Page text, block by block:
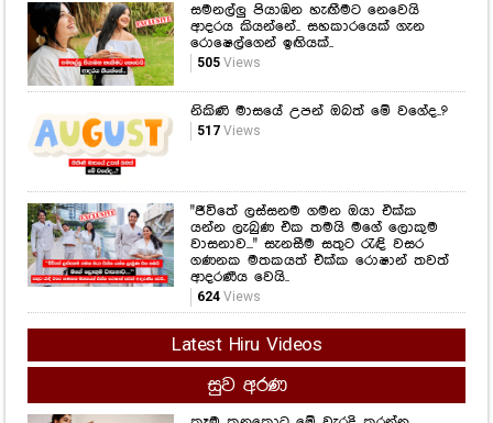
සමනල්ලු පියාඹන හැඟීමට නෙවෙයි
ආදරය කියන්නේ.. සහකාරයෙක් ගැන
රොෂෙල්ගෙන් ඉඟියක්..
505Views
නිකිණි මාසයේ උපන් ඔබත් මේ වගේද..?
517Views
"ජීවිතේ ලස්සනම ගමන ඔයා එක්ක
යන්න ලැබුණ එක තමයි මගේ ලොකුම
වාසනාව..." සැනසීම සතුට රැඳි වසර
ගණනක මතකයත් එක්ක රොෂාන් තවත්
ආදරණීය වෙයි..
624Views
Latest Hiru Videos
සුව අරණ